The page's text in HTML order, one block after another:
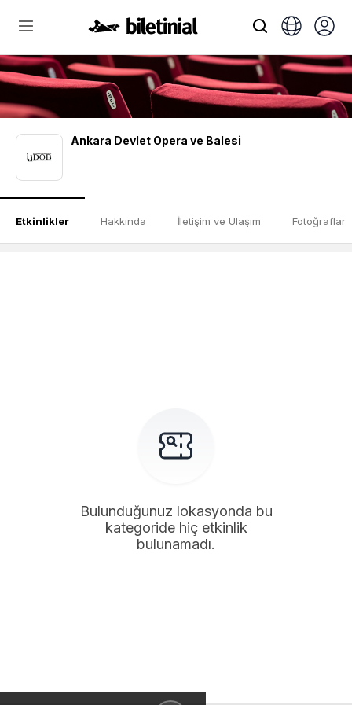
Ankara Devlet Opera ve Balesi
Etkinlikler Hakkında İletişim ve Ulaşım Fotoğraflar
Bulunduğunuz lokasyonda bu
kategoride hiç etkinlik
bulunamadı.